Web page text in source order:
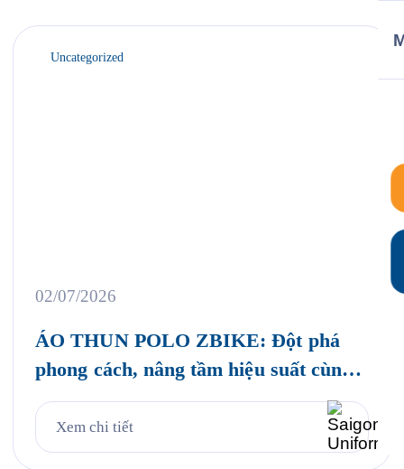
Uncategorized
02/07/2026
ÁO THUN POLO ZBIKE: Đột phá
phong cách, nâng tầm hiệu suất cùng
vải S DRI+ đỉnh cao!
Xem chi tiết